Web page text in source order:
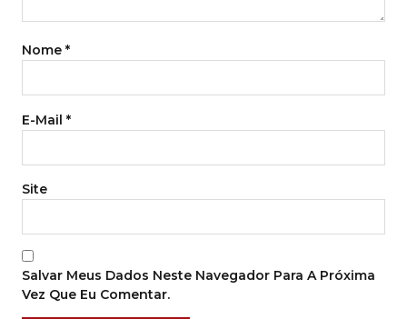
Nome *
E-Mail *
Site
Salvar Meus Dados Neste Navegador Para A Próxima
Vez Que Eu Comentar.